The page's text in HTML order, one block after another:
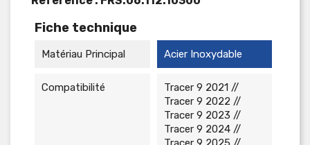
Fiche technique
Matériau Principal Acier Inoxydable
Compatibilité
Tracer 9 2021 //
Tracer 9 2022 //
Tracer 9 2023 //
Tracer 9 2024 //